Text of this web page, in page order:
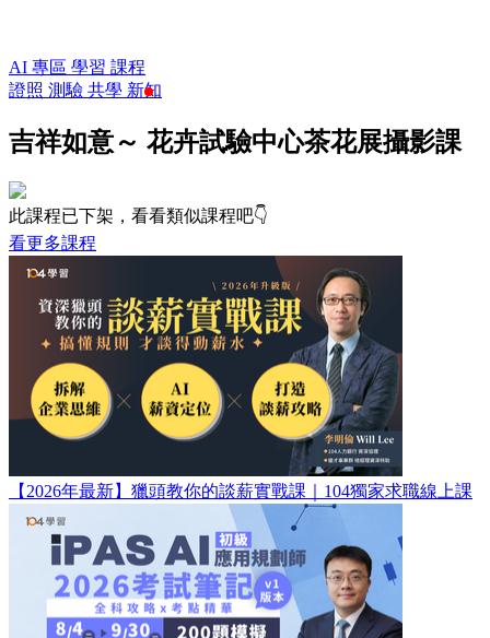
AI 專區 學習 課程
證照 測驗 共學 新知
吉祥如意～ 花卉試驗中心茶花展攝影課
此課程已下架，看看類似課程吧👇
看更多課程
【2026年最新】獵頭教你的談薪實戰課｜104獨家求職線上課